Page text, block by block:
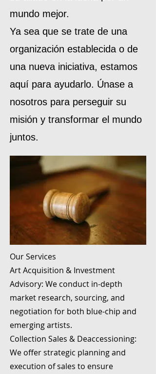
mundo mejor.
Ya sea que se trate de una
organización establecida o de
una nueva iniciativa, estamos
aquí para ayudarlo. Únase a
nosotros para perseguir su
misión y transformar el mundo
juntos.
Our Services
Art Acquisition & Investment
Advisory: We conduct in-depth
market research, sourcing, and
negotiation for both blue-chip and
emerging artists.
Collection Sales & Deaccessioning:
We offer strategic planning and
execution of sales to ensure